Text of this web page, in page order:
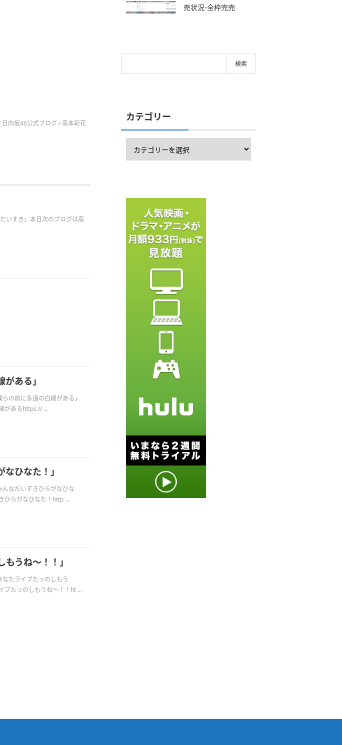
日向坂46公式ブログ/ 高本彩花
いすき」本日次のブログは高
ある」
の前に永遠の白線がある」
があるhttps:// ...
ひなた！」
なだいすきひらがなひな
ひらがなひなた！http ...
うね〜！！」
たライブたっのしもう
ブたっのしもうね〜！！ht ...
売状況-全枠完売
カテゴリー